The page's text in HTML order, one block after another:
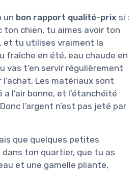
un bon rapport qualité-prix si :
ton chien, tu aimes avoir ton
et tu utilises vraiment la
fraîche en été, eau chaude en
vas t’en servir régulièrement
Les matériaux sont
l’air bonne, et l’étanchéité
l’argent n’est pas jeté par
que quelques petites
dans ton quartier, que tu as
et une gamelle pliante,